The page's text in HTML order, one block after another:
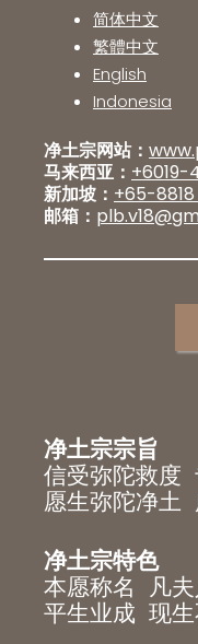
简体中文
繁體中文
English
Indonesia
净土宗网站：
马来西亚： +6019-
新加坡： +65-
邮箱：
净土宗宗旨
信受弥陀救度
愿生弥陀净土
净土宗特色
本愿称名 凡夫
平生业成 现生